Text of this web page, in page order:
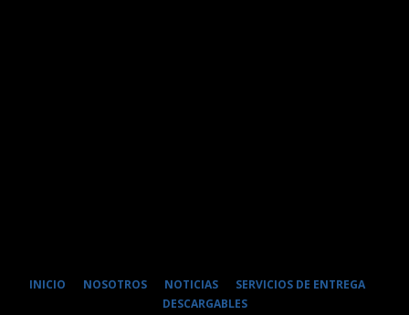
INICIO NOSOTROS NOTICIAS
SERVICIOS DE ENTREGA
DESCARGABLES